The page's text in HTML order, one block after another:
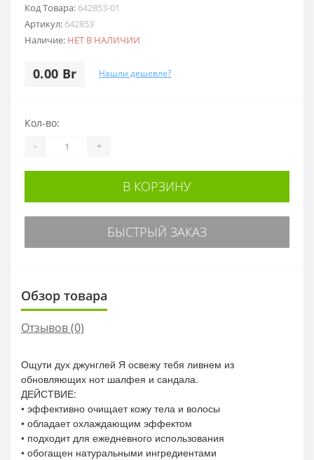
Код Товара: 642853-01
Артикул: 642853
Наличие: НЕТ В НАЛИЧИИ
0.00 Br Нашли дешевле?
Кол-во:
- +
В КОРЗИНУ
БЫСТРЫЙ ЗАКАЗ
Обзор товара
Отзывов (0)
Ощути дух джунглей Я освежу тебя ливнем из
обновляющих нот шалфея и сандала.
ДЕЙСТВИЕ:
• эффективно очищает кожу тела и волосы
• обладает охлаждающим эффектом
• подходит для ежедневного использования
• обогащен натуральными ингредиентами